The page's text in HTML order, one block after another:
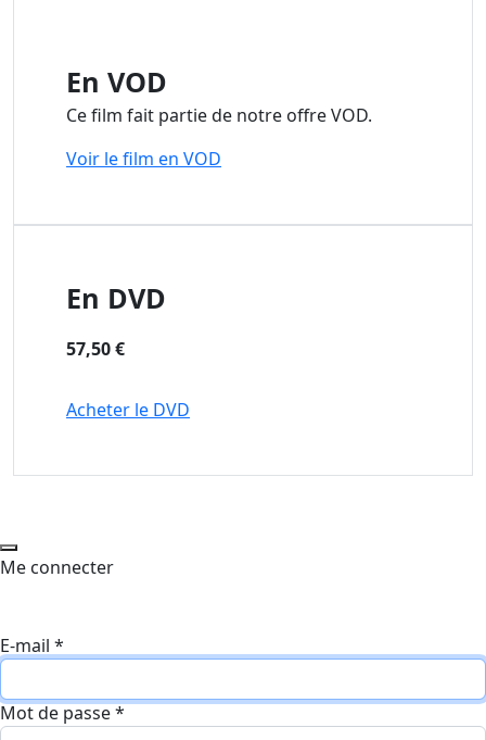
En VOD
Ce film fait partie de notre offre VOD.
Voir le film en VOD
En DVD
57,50 €
Acheter le DVD
Me connecter
E-mail *
Mot de passe*